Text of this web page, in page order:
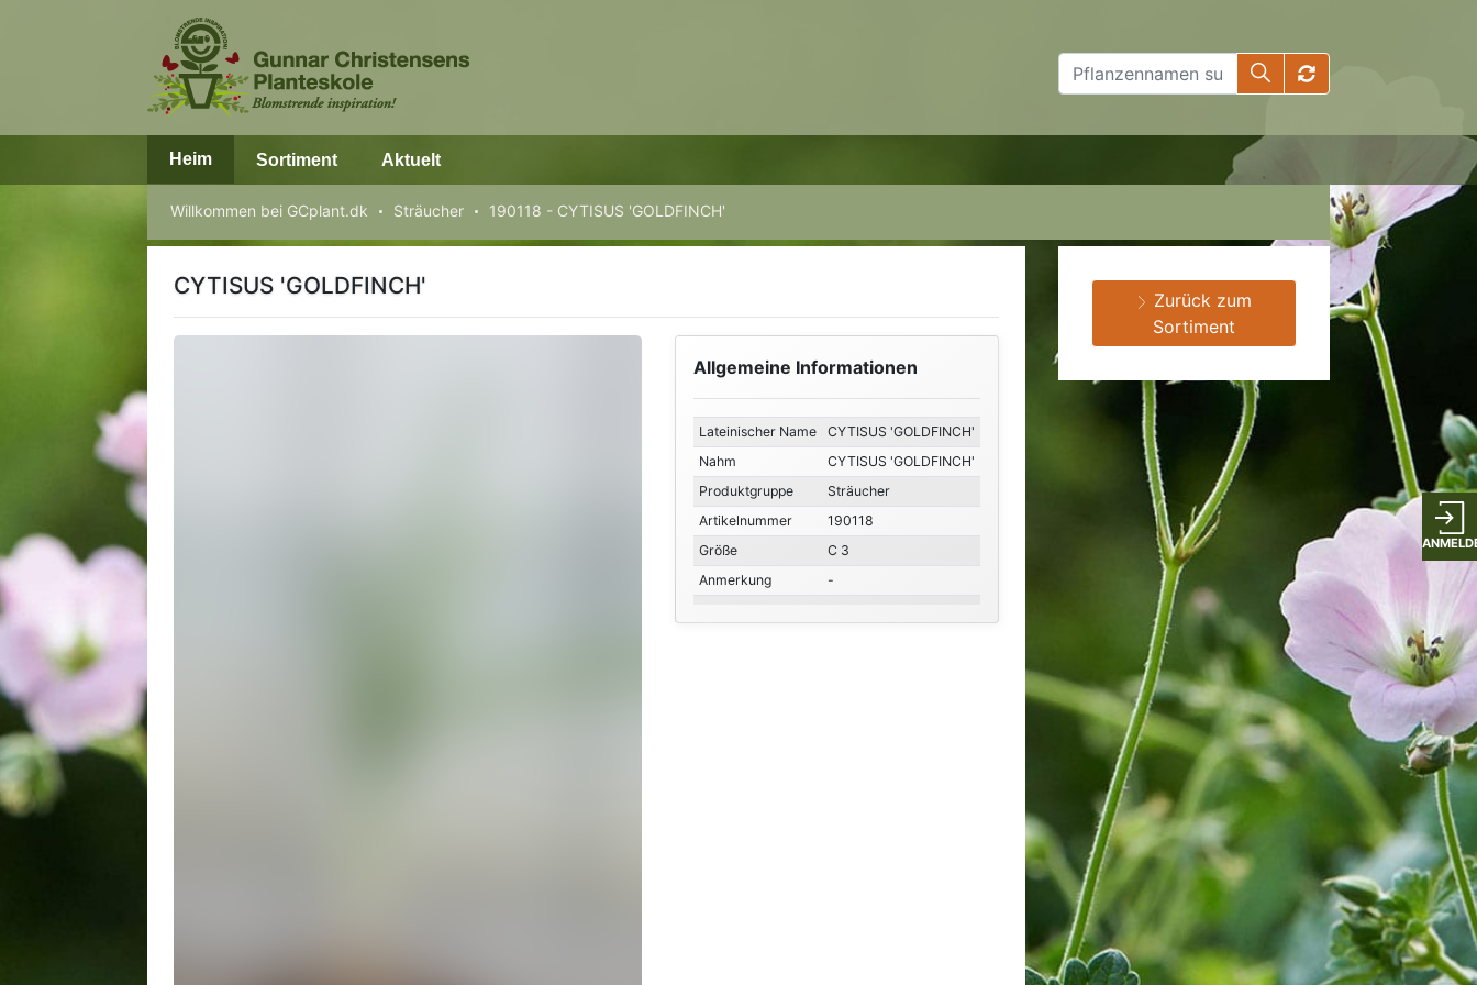
Heim Sortiment Aktuelt
Willkommen bei GCplant.dk Sträucher 190118 - CYTISUS 'GOLDFINCH'
CYTISUS 'GOLDFINCH'
Allgemeine Informationen
Lateinischer Name
CYTISUS 'GOLDFINCH'
Nahm
CYTISUS 'GOLDFINCH'
Produktgruppe
Sträucher
Artikelnummer
190118
Größe
C 3
Anmerkung
-
Zurück zum
Sortiment